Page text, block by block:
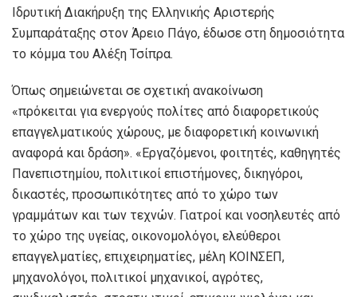
Ιδρυτική Διακήρυξη της Ελληνικής Αριστερής
Συμπαράταξης στον Άρειο Πάγο, έδωσε στη δημοσιότητα
το κόμμα του Αλέξη Τσίπρα.
Όπως σημειώνεται σε σχετική ανακοίνωση
«πρόκειται για ενεργούς πολίτες από διαφορετικούς
επαγγελματικούς χώρους, με διαφορετική κοινωνική
αναφορά και δράση». «Εργαζόμενοι, φοιτητές, καθηγητές
Πανεπιστημίου, πολιτικοί επιστήμονες, δικηγόροι,
δικαστές, προσωπικότητες από το χώρο των
γραμμάτων και των τεχνών. Γιατροί και νοσηλευτές από
το χώρο της υγείας, οικονομολόγοι, ελεύθεροι
επαγγελματίες, επιχειρηματίες, μέλη ΚΟΙΝΣΕΠ,
μηχανολόγοι, πολιτικοί μηχανικοί, αγρότες,